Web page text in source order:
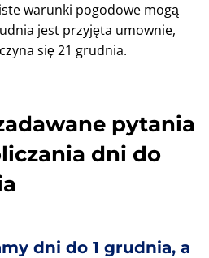
warunki pogodowe mogą
jest przyjęta umownie,
się 21 grudnia.
pytania
dni do
dni do 1 grudnia, a